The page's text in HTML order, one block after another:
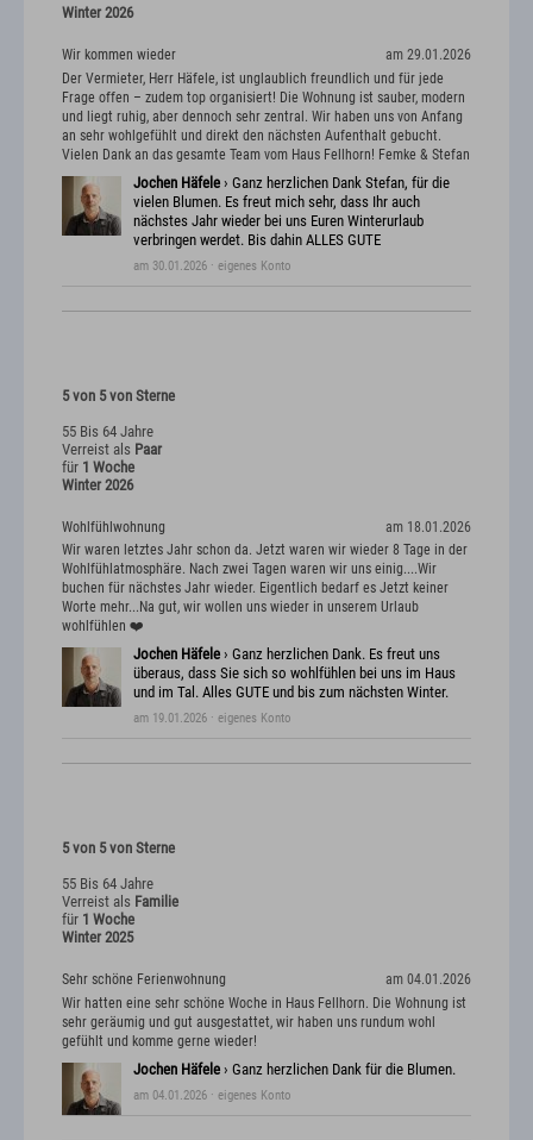
Winter 2026
am 29.01.2026
Wir kommen wieder
Der Vermieter, Herr Häfele, ist unglaublich freundlich und für jede
Frage offen – zudem top organisiert! Die Wohnung ist sauber, modern
und liegt ruhig, aber dennoch sehr zentral. Wir haben uns von Anfang
an sehr wohlgefühlt und direkt den nächsten Aufenthalt gebucht.
Vielen Dank an das gesamte Team vom Haus Fellhorn! Femke & Stefan
Jochen Häfele › Ganz herzlichen Dank Stefan, für die
vielen Blumen. Es freut mich sehr, dass Ihr auch
nächstes Jahr wieder bei uns Euren Winterurlaub
verbringen werdet. Bis dahin ALLES GUTE
am 30.01.2026 · eigenes Konto
5 von 5 von Sterne
55 Bis 64 Jahre
Verreist als Paar
für 1 Woche
Winter 2026
am 18.01.2026
Wohlfühlwohnung
Wir waren letztes Jahr schon da. Jetzt waren wir wieder 8 Tage in der
Wohlfühlatmosphäre. Nach zwei Tagen waren wir uns einig....Wir
buchen für nächstes Jahr wieder. Eigentlich bedarf es Jetzt keiner
Worte mehr...Na gut, wir wollen uns wieder in unserem Urlaub
wohlfühlen ❤️
Jochen Häfele › Ganz herzlichen Dank. Es freut uns
überaus, dass Sie sich so wohlfühlen bei uns im Haus
und im Tal. Alles GUTE und bis zum nächsten Winter.
am 19.01.2026 · eigenes Konto
5 von 5 von Sterne
55 Bis 64 Jahre
Verreist als Familie
für 1 Woche
Winter 2025
am 04.01.2026
Sehr schöne Ferienwohnung
Wir hatten eine sehr schöne Woche in Haus Fellhorn. Die Wohnung ist
sehr geräumig und gut ausgestattet, wir haben uns rundum wohl
gefühlt und komme gerne wieder!
Jochen Häfele › Ganz herzlichen Dank für die Blumen.
am 04.01.2026 · eigenes Konto